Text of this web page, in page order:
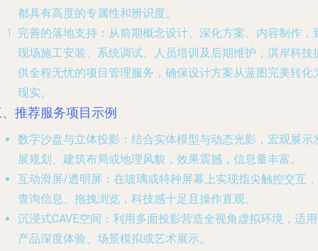
都具有高度的专属性和辨识度。
完善的落地支持 ：从前期概念设计、深化方案、内容制作，
现场施工安装、系统调试、人员培训及后期维护，淇岸科技
供全程无忧的项目管理服务，确保设计方案从蓝图完美转化
现实。
推荐服务项目示例
数字沙盘与立体投影 ：结合实体模型与动态光影，宏观展示
展规划、建筑布局或地理风貌，效果震撼，信息量丰富。
互动滑屏/透明屏 ：在玻璃或特种屏幕上实现指尖触控交互，
查询信息、拖拽浏览，科技感十足且操作直观。
沉浸式CAVE空间 ：利用多面投影营造全视角虚拟环境，适
产品深度体验、场景模拟或艺术展示。